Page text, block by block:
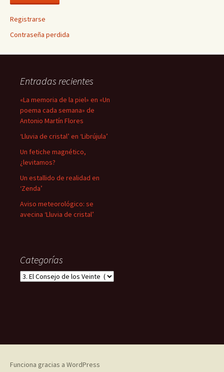
Registrarse
Contraseña perdida
Entradas recientes
«La memoria de la piel» en «Un
poema cada semana» de
Antonio Martín Flores
‘Lluvia de cristal’ en ‘Librújula’
Un fetiche magnético,
¿levitamos?
Un estallido de realidad en
‘Zenda’
Aviso meteorológico: se
avecina ‘Lluvia de cristal’
Categorías
Categorías
Funciona gracias a WordPress